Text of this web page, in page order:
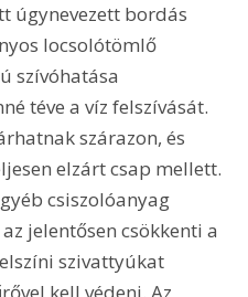
úgynevezett bordás
locsolótömlő
szívóhatása
téve a víz felszívását.
szárazon, és
elzárt csap mellett.
csiszolóanyag
jelentősen csökkenti a
szivattyúkat